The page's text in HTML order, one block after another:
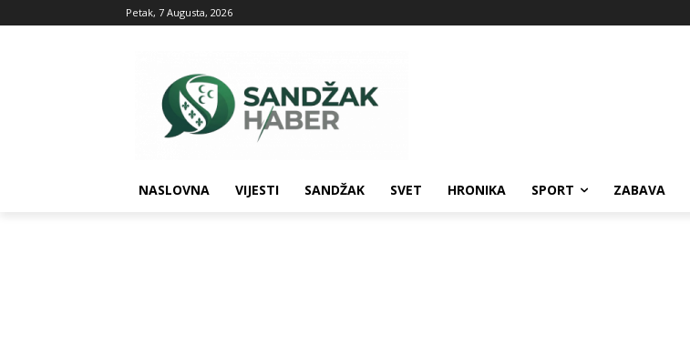
Petak, 7 Augusta, 2026
NASLOVNA VIJESTI SANDŽAK SVET HRONIKA SPORT ZABAVA